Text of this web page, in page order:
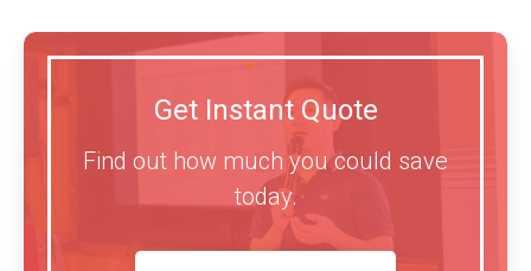
Get Instant Quote
Find out how much you could save
today.